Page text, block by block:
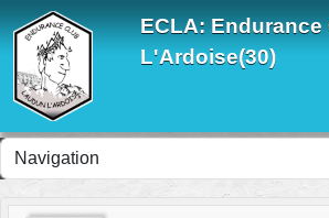
ECLA:
L'Ardoise(30)
Panneau de gestion des cookies